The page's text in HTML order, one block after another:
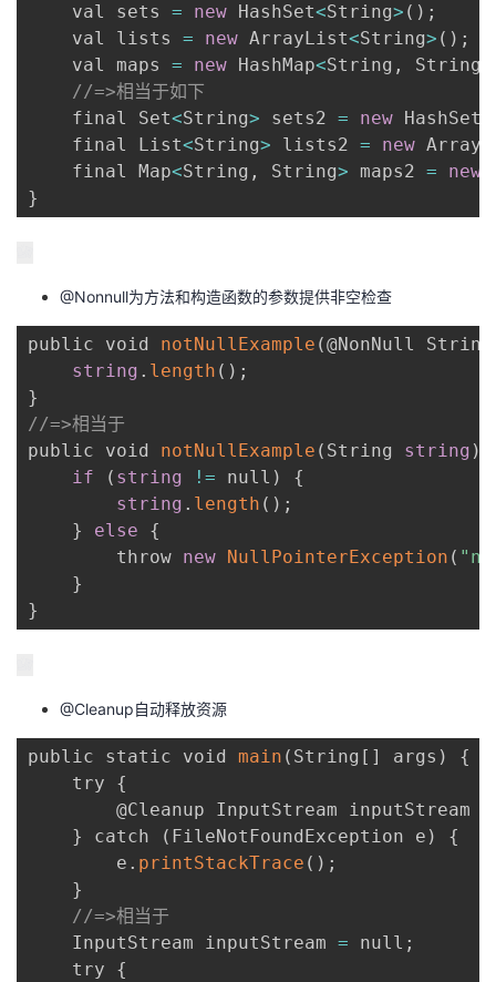
    val sets
= new HashSet<String> ( ) ;
    val lists
= new ArrayList<String> ( ) ;
    val maps
= new HashMap<String , String
//=>相当于如下
    final Set
<String> sets2 = new HashSet
    final List
<String> lists2 = new
    final Map
<String , String> maps2 = new
}
@Nonnull为方法和构造函数的参数提供非空检查
public void notNullExample (@NonNull
string . length ( ) ;
}
//=>相当于
public void notNullExample ( String string )
if
( string != null )
{
string . length ( ) ;
}
else
{
        throw
new NullPointerException (
}
}
@Cleanup自动释放资源
public static void main ( String [ ] args )
{
    try
{
        @Cleanup InputStream inputStream
}
catch ( FileNotFoundException e )
{
        e
. printStackTrace ( ) ;
}
//=>相当于
    InputStream inputStream
= null ;
    try
{